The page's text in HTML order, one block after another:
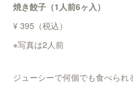
焼き餃子（1人前6ヶ入）
¥ 395（税込）
※写真は2人前
ジューシーで何個でも食べられ